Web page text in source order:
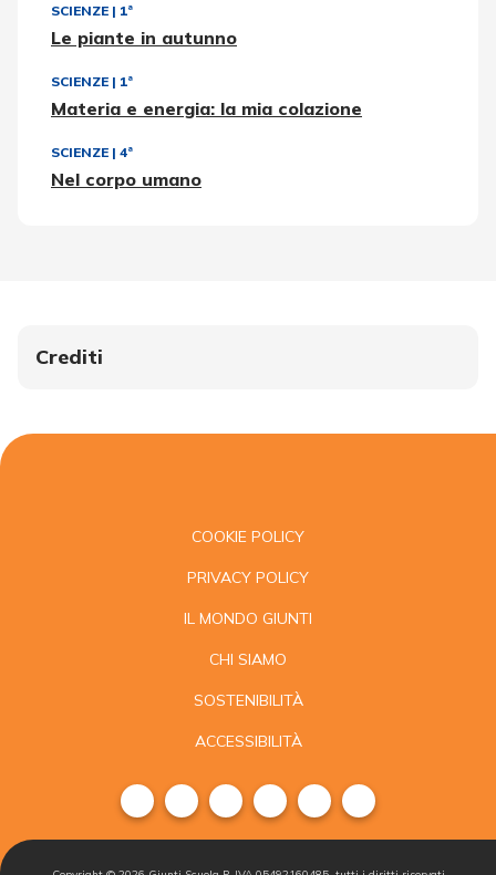
SCIENZE | 1ª
Le piante in autunno
SCIENZE | 1ª
Materia e energia: la mia colazione
SCIENZE | 4ª
Nel corpo umano
Crediti
COOKIE POLICY
PRIVACY POLICY
IL MONDO GIUNTI
CHI SIAMO
SOSTENIBILITÀ
ACCESSIBILITÀ